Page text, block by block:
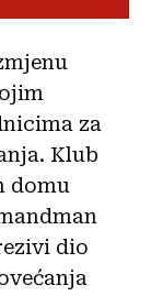
za
Klub
domu
dio